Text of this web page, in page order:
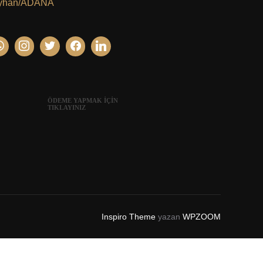
ADANA
ÖDEME YAPMAK İÇİN
TIKLAYINIZ
Inspiro Theme yazan WPZOOM